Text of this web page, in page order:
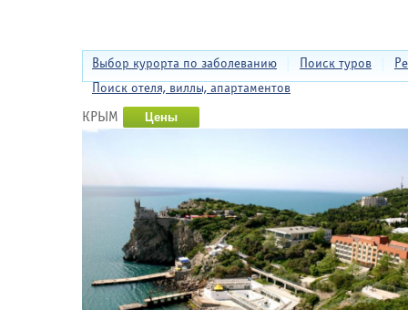
Выбор курорта по заболеванию Поиск туров
Поиск отеля, виллы, апартаментов
КРЫМ